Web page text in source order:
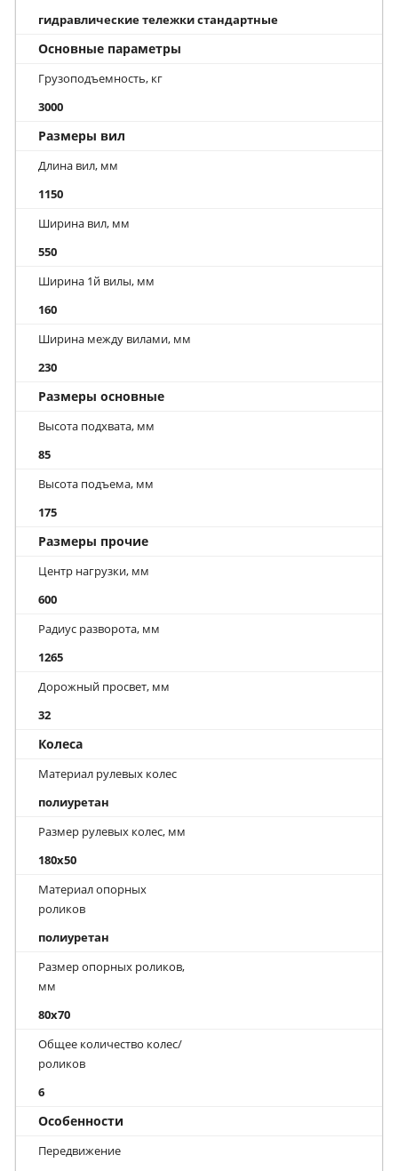
гидравлические тележки стандартные
Основные параметры
Грузоподъемность, кг
3000
Размеры вил
Длина вил, мм
1150
Ширина вил, мм
550
Ширина 1й вилы, мм
160
Ширина между вилами, мм
230
Размеры основные
Высота подхвата, мм
85
Высота подъема, мм
175
Размеры прочие
Центр нагрузки, мм
600
Радиус разворота, мм
1265
Дорожный просвет, мм
32
Колеса
Материал рулевых колес
полиуретан
Размер рулевых колес, мм
180x50
Материал опорных
роликов
полиуретан
Размер опорных роликов,
мм
80x70
Общее количество колес/
роликов
6
Особенности
Передвижение